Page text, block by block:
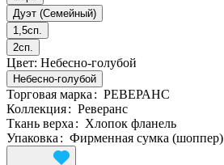
Дуэт (Семейный)
1,5сп.
2сп.
Цвет: Небесно-голубой
Небесно-голубой
Торговая марка : РЕВЕРАНС
Коллекция: Реверанс
Ткань верха : Хлопок фланель
Упаковка : Фирменная сумка (шоппер)